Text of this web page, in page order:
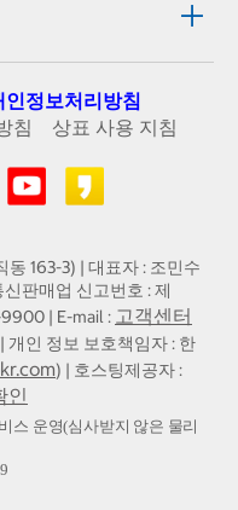
인정보처리방침
침
상표 사용 지침
163-3) | 대표자 : 조민수
판매업 신고번호 : 제
| E-mail : 고객센터
| 개인 정보 보호책임자 : 한
) | 호스팅제공자 :
인
스 운영(심사받지 않은 물리